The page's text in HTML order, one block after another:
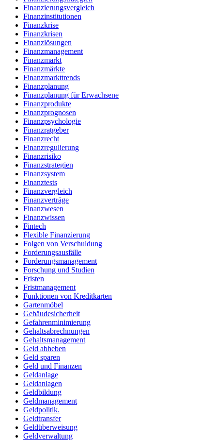
Finanzierungsvergleich
Finanzinstitutionen
Finanzkrise
Finanzkrisen
Finanzlösungen
Finanzmanagement
Finanzmarkt
Finanzmärkte
Finanzmarkttrends
Finanzplanung
Finanzplanung für Erwachsene
Finanzprodukte
Finanzprognosen
Finanzpsychologie
Finanzratgeber
Finanzrecht
Finanzregulierung
Finanzrisiko
Finanzstrategien
Finanzsystem
Finanztests
Finanzvergleich
Finanzverträge
Finanzwesen
Finanzwissen
Fintech
Flexible Finanzierung
Folgen von Verschuldung
Forderungsausfälle
Forderungsmanagement
Forschung und Studien
Fristen
Fristmanagement
Funktionen von Kreditkarten
Gartenmöbel
Gebäudesicherheit
Gefahrenminimierung
Gehaltsabrechnungen
Gehaltsmanagement
Geld abheben
Geld sparen
Geld und Finanzen
Geldanlage
Geldanlagen
Geldbildung
Geldmanagement
Geldpolitik.
Geldtransfer
Geldüberweisung
Geldverwaltung